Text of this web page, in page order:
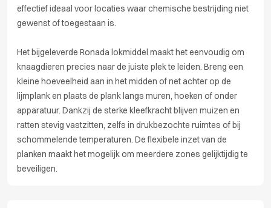
effectief ideaal voor locaties waar chemische bestrijding niet
gewenst of toegestaan is.
Het bijgeleverde Ronada lokmiddel maakt het eenvoudig om
knaagdieren precies naar de juiste plek te leiden. Breng een
kleine hoeveelheid aan in het midden of net achter op de
lijmplank en plaats de plank langs muren, hoeken of onder
apparatuur. Dankzij de sterke kleefkracht blijven muizen en
ratten stevig vastzitten, zelfs in drukbezochte ruimtes of bij
schommelende temperaturen. De flexibele inzet van de
planken maakt het mogelijk om meerdere zones gelijktijdig te
beveiligen.